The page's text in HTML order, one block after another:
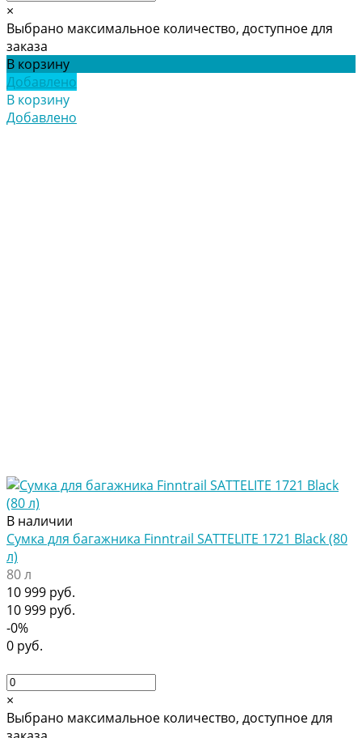
×
Выбрано максимальное количество, доступное для
заказа
В корзину
Добавлено
В корзину
Добавлено
В наличии
Сумка для багажника Finntrail SATTELITE 1721 Black (80
л)
80 л
10 999 руб.
10 999 руб.
-0%
0 руб.
×
Выбрано максимальное количество, доступное для